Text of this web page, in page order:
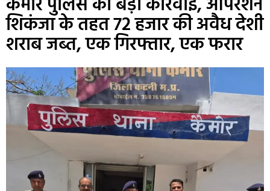
शिकंजा के तहत 72 हजार की अवैध देशी
शराब जब्त, एक गिरफ्तार, एक फरार